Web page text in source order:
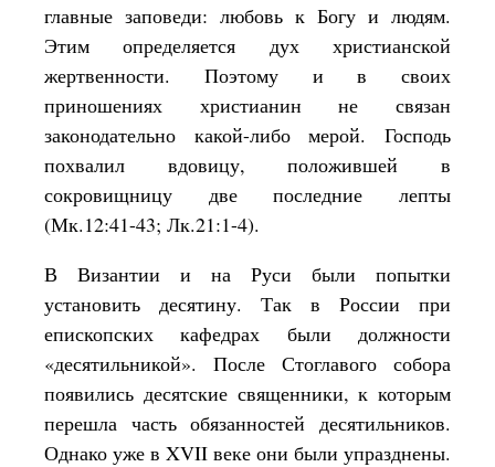
главные заповеди: любовь к Богу и людям.
Этим определяется дух христианской
жертвенности. Поэтому и в своих
приношениях христианин не связан
законодательно какой-либо мерой. Господь
похвалил вдовицу, положившей в
сокровищницу две последние лепты
(Мк.12:41-43; Лк.21:1-4).
В Византии и на Руси были попытки
установить десятину. Так в России при
епископских кафедрах были должности
«десятильникой». После Стоглавого собора
появились десятские священники, к которым
перешла часть обязанностей десятильников.
Однако уже в XVII веке они были упразднены.